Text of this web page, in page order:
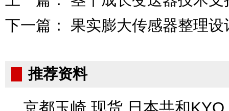
下一篇： 果实膨大传感器整理设
推荐资料
京都玉崎 现货 日本共和KYO